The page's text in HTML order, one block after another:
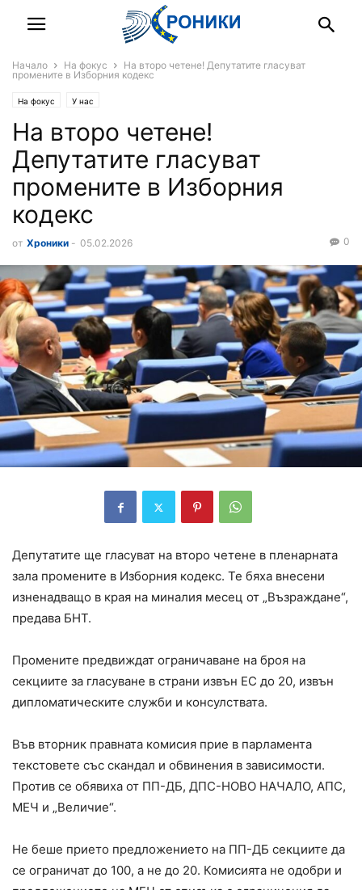
Начало На фокус
На второ четене! Депутатите гласуват
промените в Изборния кодекс
На фокус У нас
На второ четене!
Депутатите гласуват
промените в Изборния
кодекс
от Хроники - 05.02.2026 0
Депутатите ще гласуват на второ четене в пленарната
зала промените в Изборния кодекс. Те бяха внесени
изненадващо в края на миналия месец от „Възраждане“,
предава БНТ.
Промените предвиждат ограничаване на броя на
секциите за гласуване в страни извън ЕС до 20, извън
дипломатическите служби и консулствата.
Във вторник правната комисия прие в парламента
текстовете със скандал и обвинения в зависимости.
Против се обявиха от ПП-ДБ, ДПС-НОВО НАЧАЛО, АПС,
МЕЧ и „Величие“.
Не беше прието предложението на ПП-ДБ секциите да
се ограничат до 100, а не до 20. Комисията не одобри и